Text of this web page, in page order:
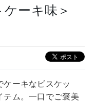
ーキ味＞
ケーキなビスケッ
テム。一口でご褒美